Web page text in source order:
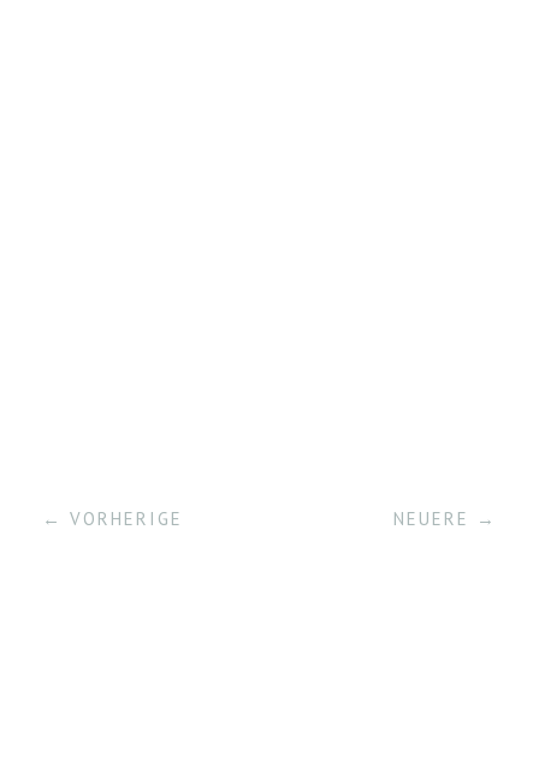
← VORHERIGE NEUERE →